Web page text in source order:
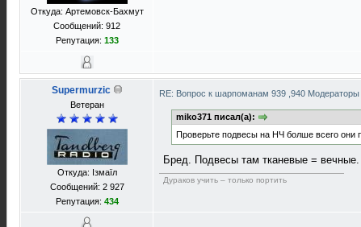
Откуда: Артемовск-Бахмут
Сообщений: 912
Репутация: 133
Supermurzic
Ветеран
Откуда: Ізмаїл
Сообщений: 2 927
Репутация: 434
RE: Вопрос к шарпоманам 939 ,940 Модераторы
miko371 писал(а):
Проверьте подвесы на НЧ болше всего они
Бред. Подвесы там тканевые = вечные.
Дураков учить – только портить